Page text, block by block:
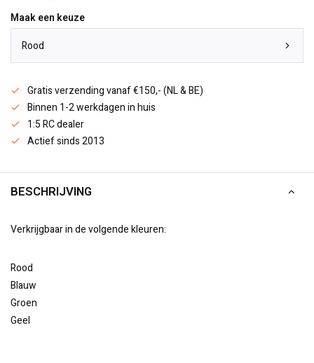
Maak een keuze
Rood
Gratis verzending vanaf €150,- (NL & BE)
Binnen 1-2 werkdagen in huis
1:5 RC dealer
Actief sinds 2013
BESCHRIJVING
Verkrijgbaar in de volgende kleuren:
Rood
Blauw
Groen
Geel